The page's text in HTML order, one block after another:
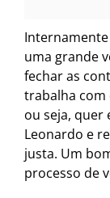
uma grande
fechar as
trabalha com
ou seja, quer
Leonardo e
justa. Um
processo de